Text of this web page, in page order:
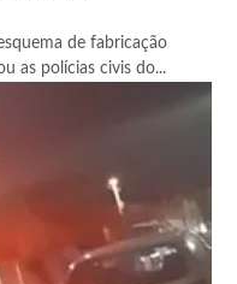
de fabricação
as polícias civis do...